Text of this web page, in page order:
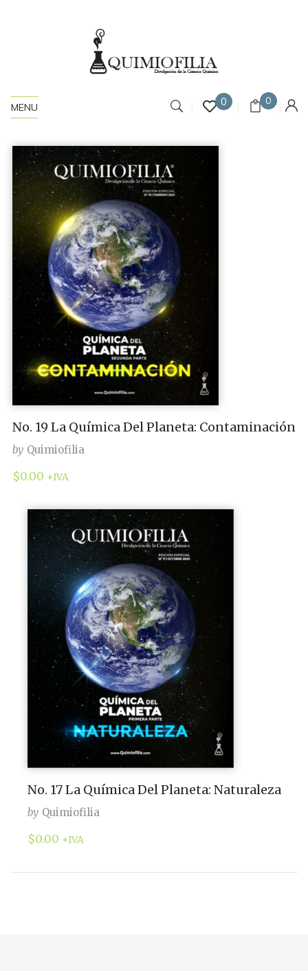
MENU 0 0
No. 19 La Química Del Planeta: Contaminación
by Quimiofilia
$0.00 +IVA
No. 17 La Química Del Planeta: Naturaleza
by Quimiofilia
$0.00 +IVA